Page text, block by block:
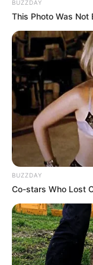
2. Di JKT48 ia
4Gulali bersama
BUZZDAY
This Photo Was Not
BUZZDAY
Co-stars Who Lost